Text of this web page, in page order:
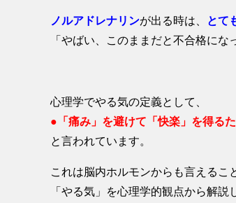
ノルアドレナリンが出る時は、 とて
「やばい、このままだと不合格にな
心理学でやる気の定義として、
●「痛み」を避けて「快楽」を得る
と言われています。
これは脳内ホルモンからも言えるこ
「やる気」を心理学的観点から解